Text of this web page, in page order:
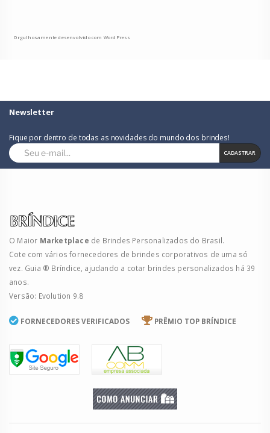
Orgulhosamente desenvolvido com WordPress
Newsletter
Fique por dentro de todas as novidades do mundo dos brindes!
CADASTRAR
O Maior Marketplace de Brindes Personalizados do Brasil.
Cote com vários fornecedores de brindes corporativos de uma só
vez. Guia ® Bríndice, ajudando a cotar brindes personalizados há 39
anos.
Versão: Evolution 9.8
FORNECEDORES VERIFICADOS PRÊMIO TOP BRÍNDICE